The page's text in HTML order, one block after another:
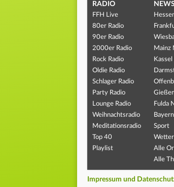
RADIO
FFH Live
80er Radio
90er Radio
2000er Radio
Rock Radio
Oldie Radio
Schlager Radio
Party Radio
Lounge Radio
Weihnachtsradio
Meditationsradio
Top 40
Playlist
NEWS
Mainz
Fulda
Sport
Wetter
Alle
Alle
Impressum und